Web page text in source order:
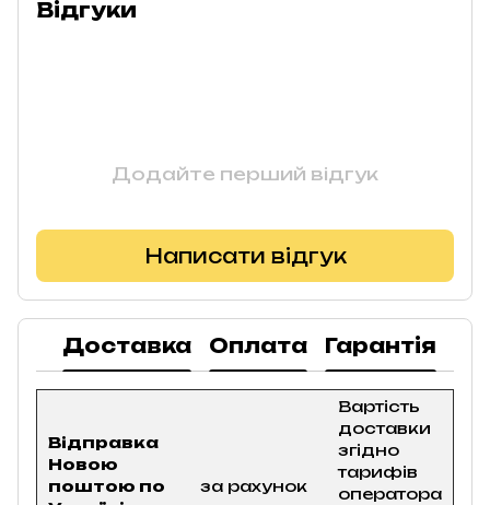
Відгуки
Додайте перший відгук
Написати відгук
Доставка Оплата Гарантія
Відправка
Новою
поштою по
за рахунок
Вартість
доставки
згідно
тарифів
оператора